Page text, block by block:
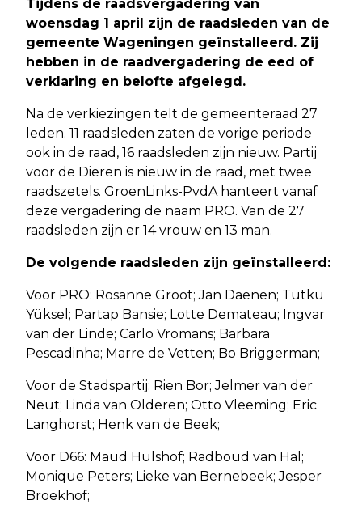
Tijdens de raadsvergadering van
woensdag 1 april zijn de raadsleden van de
gemeente Wageningen geïnstalleerd. Zij
hebben in de raadvergadering de eed of
verklaring en belofte afgelegd.
Na de verkiezingen telt de gemeenteraad 27
leden. 11 raadsleden zaten de vorige periode
ook in de raad, 16 raadsleden zijn nieuw. Partij
voor de Dieren is nieuw in de raad, met twee
raadszetels. GroenLinks-PvdA hanteert vanaf
deze vergadering de naam PRO. Van de 27
raadsleden zijn er 14 vrouw en 13 man.
De volgende raadsleden zijn geïnstalleerd:
Voor PRO: Rosanne Groot; Jan Daenen; Tutku
Yüksel; Partap Bansie; Lotte Demateau; Ingvar
van der Linde; Carlo Vromans; Barbara
Pescadinha; Marre de Vetten; Bo Briggerman;
Voor de Stadspartij: Rien Bor; Jelmer van der
Neut; Linda van Olderen; Otto Vleeming; Eric
Langhorst; Henk van de Beek;
Voor D66: Maud Hulshof; Radboud van Hal;
Monique Peters; Lieke van Bernebeek; Jesper
Broekhof;